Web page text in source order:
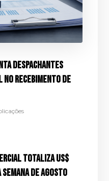
despachantes
recebimento de
totaliza US$
de agosto